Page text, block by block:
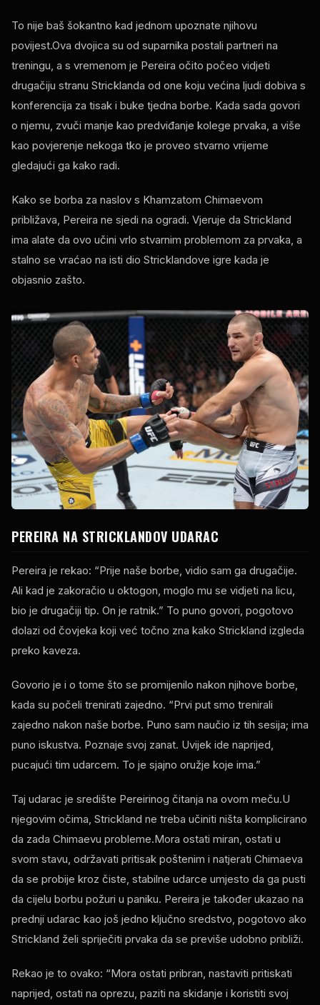
To nije baš šokantno kad jednom upoznate njihovu
povijest.Ova dvojica su od suparnika postali partneri na
treningu, a s vremenom je Pereira očito počeo vidjeti
drugačiju stranu Stricklanda od one koju većina ljudi dobiva s
konferencija za tisak i buke tjedna borbe. Kada sada govori
o njemu, zvuči manje kao predviđanje kolege prvaka, a više
kao povjerenje nekoga tko je proveo stvarno vrijeme
gledajući ga kako radi.
Kako se borba za naslov s Khamzatom Chimaevom
približava, Pereira ne sjedi na ogradi. Vjeruje da Strickland
ima alate da ovo učini vrlo stvarnim problemom za prvaka, a
stalno se vraćao na isti dio Stricklandove igre kada je
objasnio zašto.
PEREIRA NA STRICKLANDOV UDARAC
Pereira je rekao: “Prije naše borbe, vidio sam ga drugačije.
Ali kad je zakoračio u oktogon, moglo mu se vidjeti na licu,
bio je drugačiji tip. On je ratnik.” To puno govori, pogotovo
dolazi od čovjeka koji već točno zna kako Strickland izgleda
preko kaveza.
Govorio je i o tome što se promijenilo nakon njihove borbe,
kada su počeli trenirati zajedno. “Prvi put smo trenirali
zajedno nakon naše borbe. Puno sam naučio iz tih sesija; ima
puno iskustva. Poznaje svoj zanat. Uvijek ide naprijed,
pucajući tim udarcem. To je sjajno oružje koje ima.”
Taj udarac je središte Pereirinog čitanja na ovom meču.U
njegovim očima, Strickland ne treba učiniti ništa komplicirano
da zada Chimaevu probleme.Mora ostati miran, ostati u
svom stavu, održavati pritisak poštenim i natjerati Chimaeva
da se probije kroz čiste, stabilne udarce umjesto da ga pusti
da cijelu borbu požuri u paniku. Pereira je također ukazao na
prednji udarac kao još jedno ključno sredstvo, pogotovo ako
Strickland želi spriječiti prvaka da se previše udobno približi.
Rekao je to ovako: “Mora ostati pribran, nastaviti pritiskati
naprijed, ostati na oprezu, paziti na skidanje i koristiti svoj